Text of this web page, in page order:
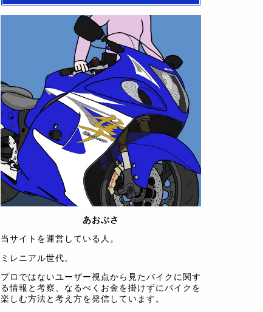
あおぶさ
当サイトを運営している人。
ミレニアル世代。
プロではないユーザー視点から見たバイクに関す
る情報と考察、なるべくお金を掛けずにバイクを
楽しむ方法と考え方を発信しています。